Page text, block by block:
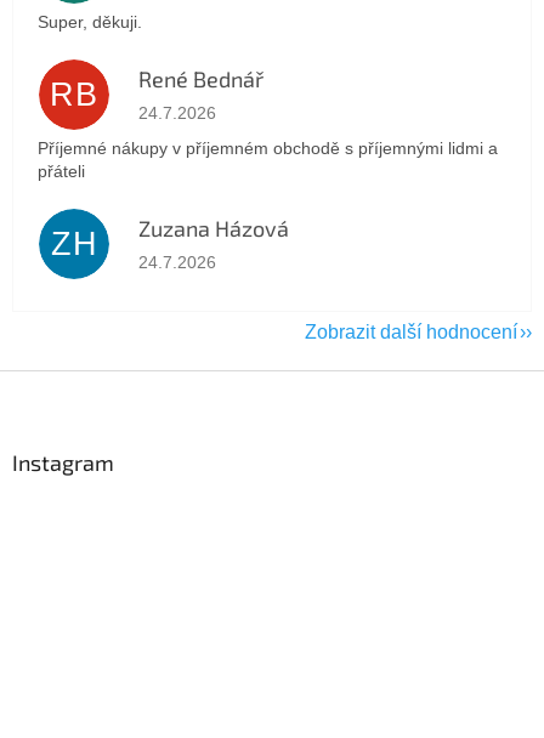
Super, děkuji.
RB René Bednář
Hodnocení obchodu je 5 z 5 hvězdiček.
24.7.2026
Příjemné nákupy v příjemném obchodě s příjemnými lidmi a
přáteli
ZH Zuzana Házová
Hodnocení obchodu je 5 z 5 hvězdiček.
24.7.2026
Zobrazit další hodnocení
Instagram